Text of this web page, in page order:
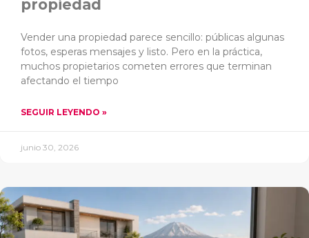
propiedad
Vender una propiedad parece sencillo: públicas algunas
fotos, esperas mensajes y listo. Pero en la práctica,
muchos propietarios cometen errores que terminan
afectando el tiempo
SEGUIR LEYENDO »
junio 30, 2026